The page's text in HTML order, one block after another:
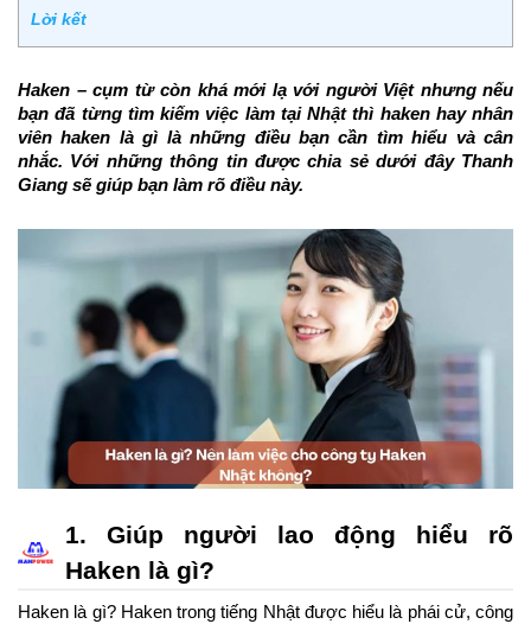
Lời kết
Haken – cụm từ còn khá mới lạ với người Việt nhưng nếu
bạn đã từng tìm kiếm việc làm tại Nhật thì haken hay nhân
viên haken là gì là những điều bạn cần tìm hiểu và cân
nhắc. Với những thông tin được chia sẻ dưới đây Thanh
Giang sẽ giúp bạn làm rõ điều này.
1. Giúp người lao động hiểu rõ
Haken là gì?
Haken là gì? Haken trong tiếng Nhật được hiểu là phái cử, công